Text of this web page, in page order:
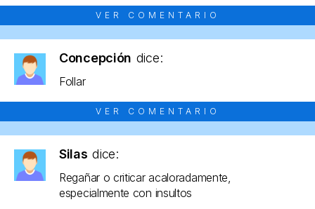
VER COMENTARIO
Concepción dice:
Follar
VER COMENTARIO
Silas dice:
Regañar o criticar acaloradamente,
especialmente con insultos